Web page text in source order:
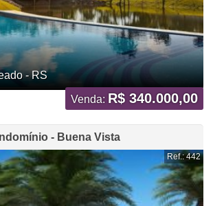
- RS
Venda: R$ 340.000,00
- Buena Vista
Ref.: 442